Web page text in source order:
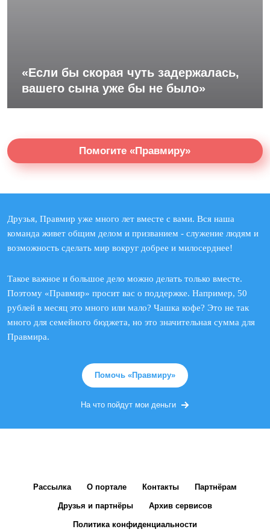
«Если бы скорая чуть задержалась,
вашего сына уже бы не было»
Помогите «Правмиру»
Друзья, Правмир уже много лет вместе с вами. Вся наша
команда живет общим делом и призванием - служение людям и
возможность сделать мир вокруг добрее и милосерднее!
Такое важное и большое дело можно делать только вместе.
Поэтому «Правмир» просит вас о поддержке. Например, 50
рублей в месяц это много или мало? Чашка кофе? Это не так
много для семейного бюджета, но это значительная сумма для
Правмира.
Помочь «Правмиру»
На что пойдут мои деньги
Рассылка О портале Контакты Партнёрам
Друзья и партнёры Архив сервисов
Политика конфиденциальности